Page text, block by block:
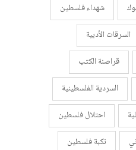
شهداء فلسطين
السرقات الأدبية
قراصنة الكتب
السردية الفلسطينية
احتلال فلسطين
نكبة فلسطين